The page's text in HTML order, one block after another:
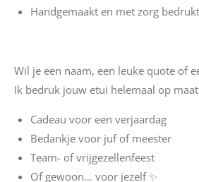
Handgemaakt en met zorg bedrukt
Wil je een naam, een leuke quote of
Ik bedruk jouw etui helemaal op
Cadeau voor een verjaardag
Bedankje voor juf of meester
Team- of vrijgezellenfeest
Of gewoon… voor jezelf ✨